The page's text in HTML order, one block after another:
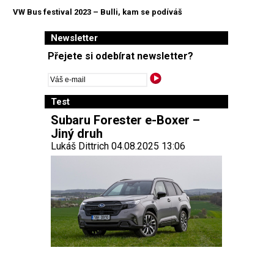
VW Bus festival 2023 – Bulli, kam se podíváš
Newsletter
Přejete si odebírat newsletter?
Test
Subaru Forester e-Boxer –
Jiný druh
Lukáš Dittrich 04.08.2025 13:06